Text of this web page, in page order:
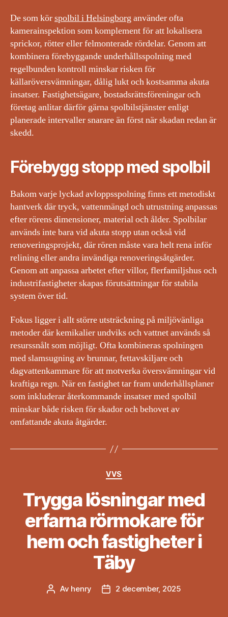
De som körspolbil i Helsingborg använder ofta
kamerainspektion som komplement för att lokalisera
sprickor, rötter eller felmonterade rördelar. Genom att
kombinera förebyggande underhållsspolning med
regelbunden kontroll minskar risken för
källaröversvämningar, dålig lukt och kostsamma akuta
insatser. Fastighetsägare, bostadsrättsföreningar och
företag anlitar därför gärna spolbilstjänster enligt
planerade intervaller snarare än först när skadan redan är
skedd.
Förebygg stopp med spolbil
Bakom varje lyckad avloppsspolning finns ett metodiskt
hantverk där tryck, vattenmängd och utrustning anpassas
efter rörens dimensioner, material och ålder. Spolbilar
används inte bara vid akuta stopp utan också vid
renoveringsprojekt, där rören måste vara helt rena inför
relining eller andra invändiga renoveringsåtgärder.
Genom att anpassa arbetet efter villor, flerfamiljshus och
industrifastigheter skapas förutsättningar för stabila
system över tid.
Fokus ligger i allt större utsträckning på miljövänliga
metoder där kemikalier undviks och vattnet används så
resurssnålt som möjligt. Ofta kombineras spolningen
med slamsugning av brunnar, fettavskiljare och
dagvattenkammare för att motverka översvämningar vid
kraftiga regn. När en fastighet tar fram underhållsplaner
som inkluderar återkommande insatser med spolbil
minskar både risken för skador och behovet av
omfattande akuta åtgärder.
Kategorier
VVS
Trygga lösningar med
erfarna rörmokare för
hem och fastigheter i
Täby
Inläggsförfattare
Av henry Inläggsdatum
2 december, 2025